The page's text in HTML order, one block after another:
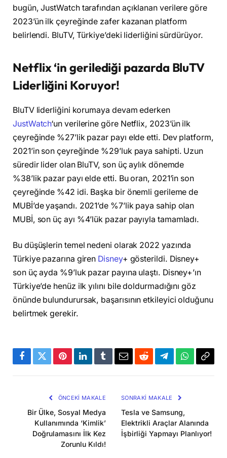
bugün, JustWatch tarafından açıklanan verilere göre
2023’ün ilk çeyreğinde zafer kazanan platform
belirlendi. BluTV, Türkiye’deki liderliğini sürdürüyor.
Netflix ‘in gerilediği pazarda BluTV
Liderliğini Koruyor!
BluTV liderliğini korumaya devam ederken
JustWatch‘un verilerine göre Netflix, 2023’ün ilk
çeyreğinde %27’lik pazar payı elde etti. Dev platform,
2021’in son çeyreğinde %29’luk paya sahipti. Uzun
süredir lider olan BluTV, son üç aylık dönemde
%38’lik pazar payı elde etti. Bu oran, 2021’in son
çeyreğinde %42 idi. Başka bir önemli gerileme de
MUBİ’de yaşandı. 2021’de %7’lik paya sahip olan
MUBİ, son üç ayı %4’lük pazar payıyla tamamladı.
Bu düşüşlerin temel nedeni olarak 2022 yazında
Türkiye pazarına giren Disney+ gösterildi. Disney+
son üç ayda %9’luk pazar payına ulaştı. Disney+’ın
Türkiye’de henüz ilk yılını bile doldurmadığını göz
önünde bulundurursak, başarısının etkileyici olduğunu
belirtmek gerekir.
Facebook
TwitterPinterestLinkedInTumblrEmailRedditTelegramWhatsApp
ÖNCEKI MAKALE
Bir Ülke, Sosyal Medya
Kullanımında ‘Kimlik’
Doğrulamasını İlk Kez
Zorunlu Kıldı!
SONRAKI MAKALE
Tesla ve Samsung,
Elektrikli Araçlar Alanında
İşbirliği Yapmayı Planlıyor!